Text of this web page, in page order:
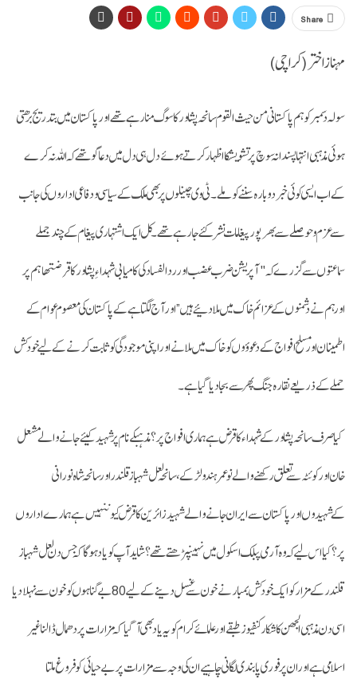
Share
مہناز اختر (کراچی)
سولہ دسمبر کو ہم پاکستانی من حیث القوم سانحہ پشاور کا سوگ منا رہے تھے اور پاکستان میں بتدریج برھتی
ہوئی مذہبی انتہا پسندانہ سوچ پر تشویشکا اظہار کرتے ہوئے دل ہی دل میں دعا گو تھے کہ اللہ نہ کرے
کےاب ایسی کوئی خبر دوبارہ سننے کو ملے۔ ٹی وی چینلوں پر بھی ملک کے سیاسی ودفاعی اداروں کی جانب
سے عزم و حوصلے سے بھرپور پیغامات نشر کئےجارہے تھے۔ کل ایک اشتہاری پیغام کے چند جملے
سماعتوں سے گزرےکہ "آپریشن ضرب عضب اور ردالفساد کی کامیابی شہداءِ پشاور کا قرضتھا ہم پر
اور ہم نے دشمنوں کے عزائم خاک میں ملادیئے ہیں” اور آج لگتا ہے کے پاکستان کی معصوم عوام کے
اطمینان اور مسلح افواج کےدعوؤوں کو خاک میں ملانے اور اپنی موجودگی کو ثابت کرنے کے لیےخودکش
حملے کے ذریعے نقارہ جنگ پھرسے بجا دیا گیا ہے۔
کیا صرف سانحہ پشاور کے شہداء کا قرض ہے ہماری افواج پر؟ مذہبکے نام پر شہید کیئے جانے والے مشعل
خان اور کوئٹہ سے تعلق رکھنےوالے نو عمر ہندو لڑکے، سانحہ لعل شہباز قلندر اورسانحہ شاہ نورانی
کےشہیدوں اور پاکستان سے ایران جانے والے شہید زائرین کا قرض کیوںنہیں ہے ہمارے اداروں
پر؟ کیا اس لیے کہ وہ آرمی پبلک اسکول میں نہیںپڑھتے تھے؟ شاید آپ کو یاد ہوگا کہ جس دن لعل شہباز
قلندر کے مزار کوایک خودکش بمبار نے خون سے غسل دینے کے لیے 80 بے گناہوں کوخون سے نہلا دیا
اسی دن مذہبی الجھن کا شکار کنفیوز طبقے اور علمائے کرام کو یہ یاد بھی آگیا کہ مزارات پر دھمال ڈالنا غیر
اسلامی ہے اور ان پر فوری پابندی لگانی چاہیے ان کی وجہ سے مزارات پر بے حیائی کو فروغ ملتا